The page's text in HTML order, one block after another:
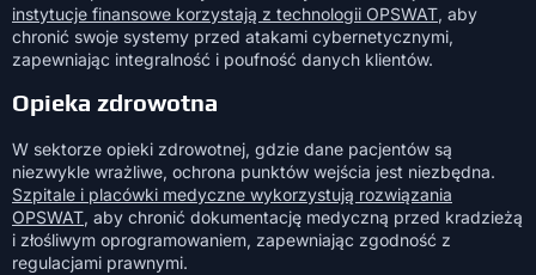
instytucje finansowe korzystają z technologii OPSWAT, aby
chronić swoje systemy przed atakami cybernetycznymi,
zapewniając integralność i poufność danych klientów.
Opieka zdrowotna
W sektorze opieki zdrowotnej, gdzie dane pacjentów są
niezwykle wrażliwe, ochrona punktów wejścia jest niezbędna.
Szpitale i placówki medyczne wykorzystują rozwiązania
OPSWAT, aby chronić dokumentację medyczną przed kradzieżą
i złośliwym oprogramowaniem, zapewniając zgodność z
regulacjami prawnymi.